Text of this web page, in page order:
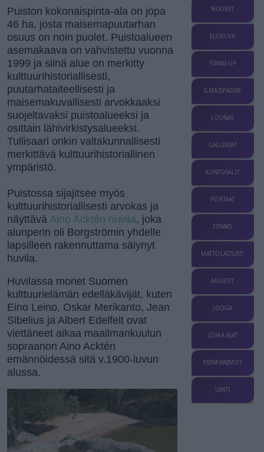
Puiston kokonaispinta-ala on jopa
46 ha, josta maisemapuutarhan
osuus on noin puolet. Puistoalueen
asemakaava on vahvistettu vuonna
1999 ja siinä alue on merkitty
kulttuurihistoriallisesti,
puutarhataiteellisesti ja
maisemakuvallisesti arvokkaaksi
suojeltavaksi puistoalueeksi ja
osittain lähivirkistysalueeksi.
Tullisaari onkin valtakunnallisesti
merkittävä kulttuurihistoriallinen
ympäristö.
Puistossa sijajitsee myös
kulttuurihistoriallisesti arvokas ja
näyttävä Aino Acktén huvila, joka
alunperin oli Borgströmin yhdelle
lapsilleen rakennuttama säiynyt
huvila.
Huvilassa monet Suomen
kulttuurielämän edelläkävijät, kuten
Eino Leino, Oskar Merikanto, Jean
Sibelius ja Albert Edelfelt ovat
viettäneet aikaa maailmankuulun
sopraanon Aino Acktén
emännöidessä sitä v.1900-luvun
alussa.
NUORET
ELOKUVA
STAND-UP
ILMAISPÄIVÄT
LOUNAS
GALLERIAT
KUNTOSALIT
PORTAAT
TENNIS
MATTOLAITURIT
MUSEOT
JOOGA
LOMA-AJAT
PIENPANIMOT
UINTI